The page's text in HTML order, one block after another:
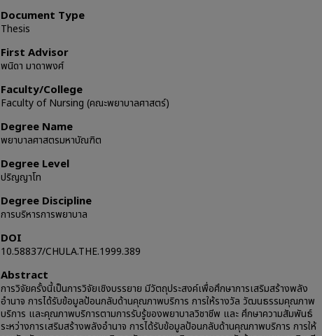
Document Type
Thesis
First Advisor
พนิดา มาดาพงศ์
Faculty/College
Faculty of Nursing (คณะพยาบาลศาสตร์)
Degree Name
พยาบาลศาสตรมหาบัณฑิต
Degree Level
ปริญญาโท
Degree Discipline
การบริหารการพยาบาล
DOI
10.58837/CHULA.THE.1999.389
Abstract
การวิจัยครั้งนี้เป็นการวิจัยเชิงบรรยาย มีวัตถุประสงค์เพื่อศึกษาการเสริมสร้างพลัง
อำนาจ การได้รับข้อมูลป้อนกลับด้านคุณภาพบริการ การให้รางวัล วัฒนธรรมคุณภาพ
บริการ และคุณภาพบริการตามการรับรู้ของพยาบาลวิชาชีพ และ ศึกษาความสัมพันธ์
ระหว่างการเสริมสร้างพลังอำนาจ การได้รับข้อมูลป้อนกลับด้านคุณภาพบริการ การให้